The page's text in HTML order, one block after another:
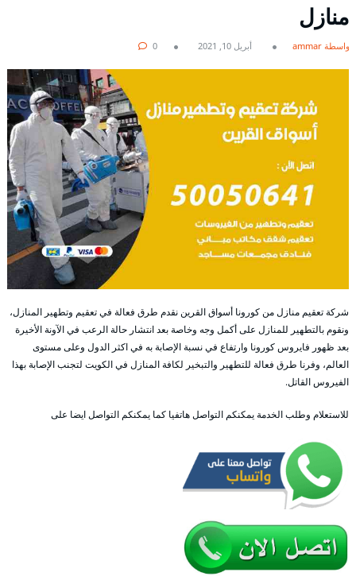
منازل
بواسطة ammar أبريل 10, 2021 0
شركة تعقيم منازل من كورونا أسواق القرين نقدم طرق فعالة في تعقيم وتطهير المنازل،
ونقوم بالتطهير للمنازل على أكمل وجه وخاصة بعد انتشار حالة الرعب في الآونة الأخيرة
بعد ظهور فايروس كورونا وارتفاع في نسبة الإصابة به في اكثر الدول وعلى مستوى
العالم، وفرنا طرق فعالة للتطهير والتبخير لكافة المنازل في الكويت لتجنب الإصابة بهذا
الفيروس القاتل.
للاستعلام وطلب الخدمة يمكنكم التواصل هاتفيا كما يمكنكم التواصل ايضا على